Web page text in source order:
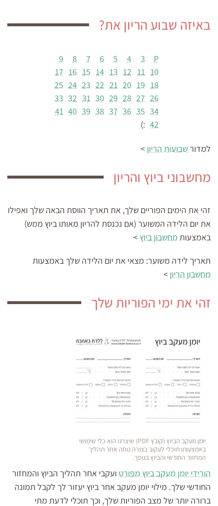
באיזה שבוע הריון את?
P
3
4
5
6
7
8
9
10
11
12
13
14
15
16
17
18
19
20
21
22
23
24
25
26
27
28
29
30
31
32
33
34
35
36
37
38
39
40
41
42
:)
למדורשבועות הריון >
מחשבוני ביוץ והריון
זהי את הימים הפוריים שלך, את תאריך הווסת הבאה שלך ואפילו
את יום הלידה המשוער (אם נכנסת להריון מאותו ביוץ ממש)
באמצעות מחשבון ביוץ >
תאריך לידה משוער: מצאי את יום הלידה שלך באמצעות
מחשבון הריון >
זהי את ימי הפוריות שלך
יומן מעקב הביוץ (קובץ PDF) שיצרנו הוא כלי שימושי
באמצעותו תוכלי לעקוב בצורה נוחה אחר תהליך
המחזור החודשי והביוץ בגופך.
הורידי יומן מעקב ביוץ מפורט ועקבי אחר תהליך הביוץ והמחזור
החודשי שלך. מילוי יומן מעקב אחר ביוץ יעזור לך לקבל תמונה
ברורה יותר של מצב הפוריות שלך, וכך תוכלי לדעת מתי